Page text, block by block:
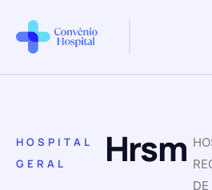
HOSPITAL
GERAL
Hrsm